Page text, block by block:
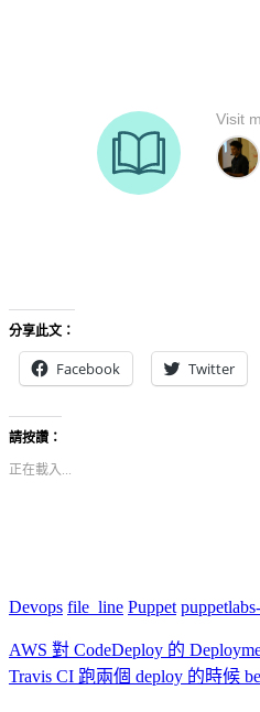
分享此文：
Facebook Twitter
請按讚：
正在載入...
Devops file_line Puppet
AWS 對 CodeDeploy 的
Travis CI 跑兩個 deploy 的時候